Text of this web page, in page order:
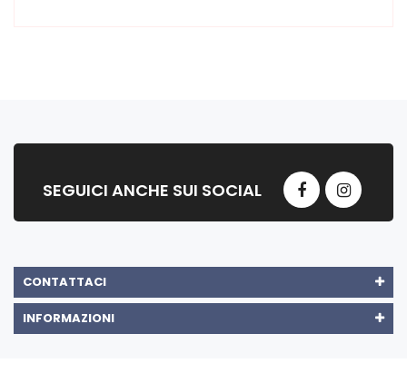
SEGUICI ANCHE SUI SOCIAL
CONTATTACI
INFORMAZIONI